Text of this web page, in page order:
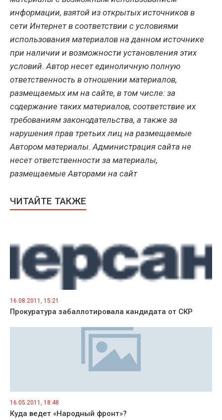
информации, взятой из открытых источников в
сети Интернет в соответствии с условиями
использования материалов на данном источнике
при наличии и возможности установления этих
условий. Автор несет единоличную полную
ответственность в отношении материалов,
размещаемых им на сайте, в том числе: за
содержание таких материалов, соответствие их
требованиям законодательства, а также за
нарушения прав третьих лиц на размещаемые
Автором материалы. Администрация сайта не
несет ответственности за материалы,
размещаемые Авторами на сайт
ЧИТАЙТЕ ТАКЖЕ
16.08.2011, 15:21
Прокуратура забаллотировала кандидата от СКР
16.05.2011, 18:48
Куда ведет «Народный фронт»?